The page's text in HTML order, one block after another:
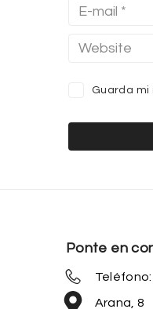
Guarda mi
Ponte en
Teléfono:
Arana, 8